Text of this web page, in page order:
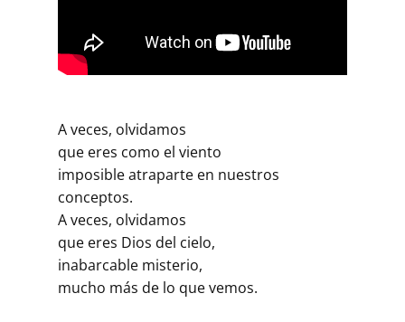
A veces, olvidamos
que eres como el viento
imposible atraparte en nuestros
conceptos.
A veces, olvidamos
que eres Dios del cielo,
inabarcable misterio,
mucho más de lo que vemos.